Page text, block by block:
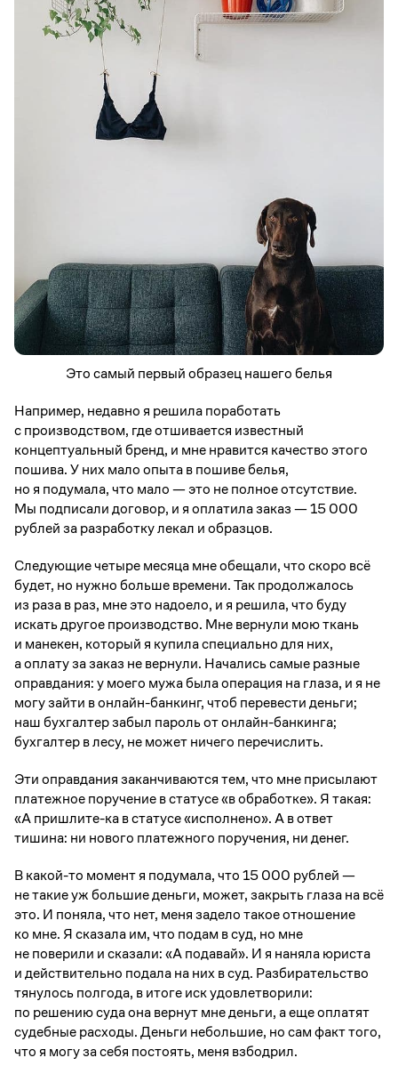
Это самый первый образец нашего белья
Например, недавно я решила поработать
с производством, где отшивается известный
концептуальный бренд, и мне нравится качество этого
пошива. У них мало опыта в пошиве белья,
но я подумала, что мало — это не полное отсутствие.
Мы подписали договор, и я оплатила заказ — 15 000
рублей за разработку лекал и образцов.
Следующие четыре месяца мне обещали, что скоро всё
будет, но нужно больше времени. Так продолжалось
из раза в раз, мне это надоело, и я решила, что буду
искать другое производство. Мне вернули мою ткань
и манекен, который я купила специально для них,
а оплату за заказ не вернули. Начались самые разные
оправдания: у моего мужа была операция на глаза, и я не
могу зайти в онлайн-банкинг, чтоб перевести деньги;
наш бухгалтер забыл пароль от онлайн-банкинга;
бухгалтер в лесу, не может ничего перечислить.
Эти оправдания заканчиваются тем, что мне присылают
платежное поручение в статусе «в обработке». Я такая:
«А пришлите-ка в статусе «исполнено». А в ответ
тишина: ни нового платежного поручения, ни денег.
В какой-то момент я подумала, что 15 000 рублей —
не такие уж большие деньги, может, закрыть глаза на всё
это. И поняла, что нет, меня задело такое отношение
ко мне. Я сказала им, что подам в суд, но мне
не поверили и сказали: «А подавай». И я наняла юриста
и действительно подала на них в суд. Разбирательство
тянулось полгода, в итоге иск удовлетворили:
по решению суда она вернут мне деньги, а еще оплатят
судебные расходы. Деньги небольшие, но сам факт того,
что я могу за себя постоять, меня взбодрил.